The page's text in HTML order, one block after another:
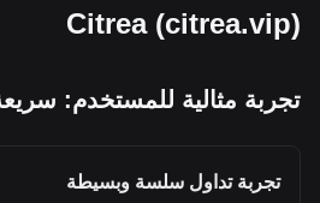
Citrea (citrea.vip)
تجربة مثالية للمستخدم:
تجربة تداول سلسة وبسيطة